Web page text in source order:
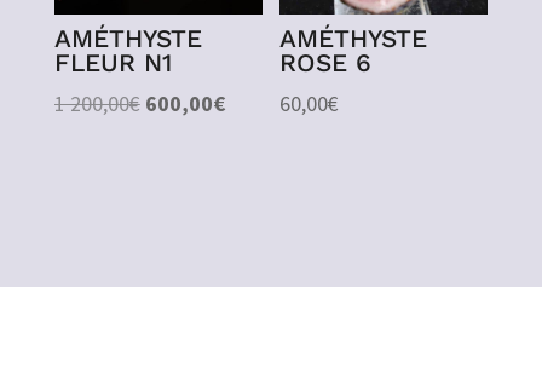
AMÉTHYSTE
FLEUR N1
1 200,00€ Le
600,00€Le
AMÉTHYSTE
ROSE 6
60,00€